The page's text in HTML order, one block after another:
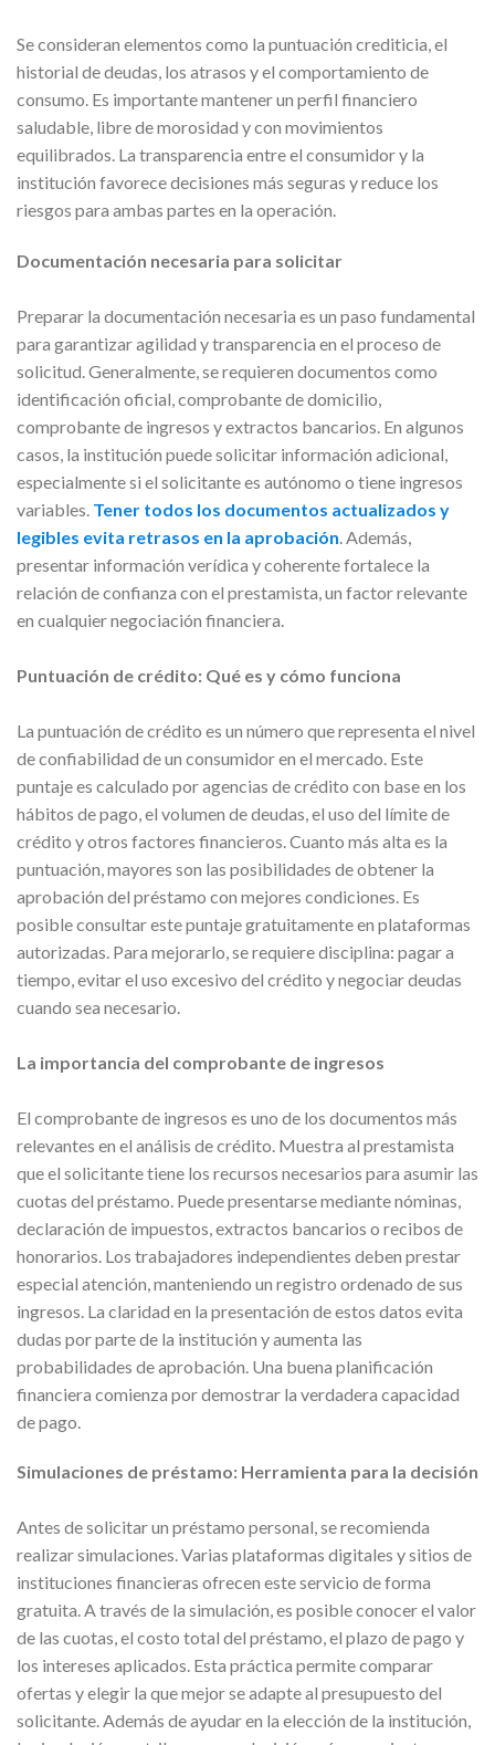
Se consideran elementos como la puntuación crediticia, el
historial de deudas, los atrasos y el comportamiento de
consumo. Es importante mantener un perfil financiero
saludable, libre de morosidad y con movimientos
equilibrados. La transparencia entre el consumidor y la
institución favorece decisiones más seguras y reduce los
riesgos para ambas partes en la operación.
Documentación necesaria para solicitar
Preparar la documentación necesaria es un paso fundamental
para garantizar agilidad y transparencia en el proceso de
solicitud. Generalmente, se requieren documentos como
identificación oficial, comprobante de domicilio,
comprobante de ingresos y extractos bancarios. En algunos
casos, la institución puede solicitar información adicional,
especialmente si el solicitante es autónomo o tiene ingresos
variables. Tener todos los documentos actualizados y
legibles evita retrasos en la aprobación . Además,
presentar información verídica y coherente fortalece la
relación de confianza con el prestamista, un factor relevante
en cualquier negociación financiera.
Puntuación de crédito: Qué es y cómo funciona
La puntuación de crédito es un número que representa el nivel
de confiabilidad de un consumidor en el mercado. Este
puntaje es calculado por agencias de crédito con base en los
hábitos de pago, el volumen de deudas, el uso del límite de
crédito y otros factores financieros. Cuanto más alta es la
puntuación, mayores son las posibilidades de obtener la
aprobación del préstamo con mejores condiciones. Es
posible consultar este puntaje gratuitamente en plataformas
autorizadas. Para mejorarlo, se requiere disciplina: pagar a
tiempo, evitar el uso excesivo del crédito y negociar deudas
cuando sea necesario.
La importancia del comprobante de ingresos
El comprobante de ingresos es uno de los documentos más
relevantes en el análisis de crédito. Muestra al prestamista
que el solicitante tiene los recursos necesarios para asumir las
cuotas del préstamo. Puede presentarse mediante nóminas,
declaración de impuestos, extractos bancarios o recibos de
honorarios. Los trabajadores independientes deben prestar
especial atención, manteniendo un registro ordenado de sus
ingresos. La claridad en la presentación de estos datos evita
dudas por parte de la institución y aumenta las
probabilidades de aprobación. Una buena planificación
financiera comienza por demostrar la verdadera capacidad
de pago.
Simulaciones de préstamo: Herramienta para la decisión
Antes de solicitar un préstamo personal, se recomienda
realizar simulaciones. Varias plataformas digitales y sitios de
instituciones financieras ofrecen este servicio de forma
gratuita. A través de la simulación, es posible conocer el valor
de las cuotas, el costo total del préstamo, el plazo de pago y
los intereses aplicados. Esta práctica permite comparar
ofertas y elegir la que mejor se adapte al presupuesto del
solicitante. Además de ayudar en la elección de la institución,